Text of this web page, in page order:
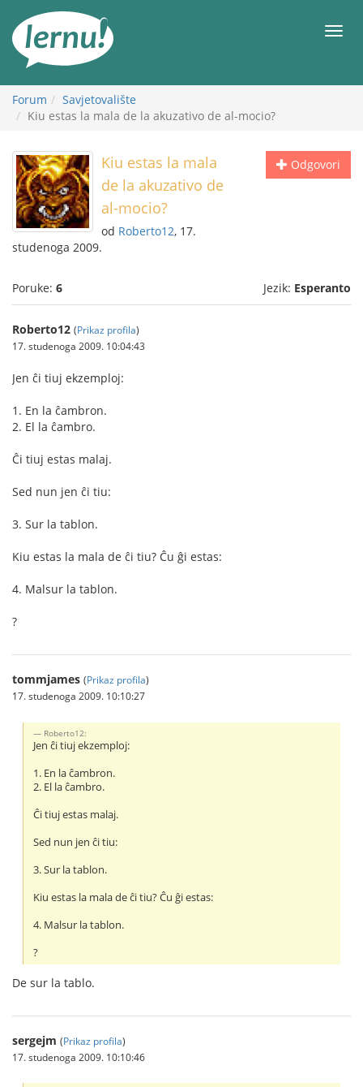
Meni
Forum
Savjetovalište
Kiu estas la mala de la akuzativo de al-mocio?
Odgovori
Kiu estas la mala
de la akuzativo de
al-mocio?
od Roberto12, 17.
studenoga 2009.
Poruke: 6 Jezik: Esperanto
Roberto12 (Prikaz profila)
17. studenoga 2009. 10:04:43
Jen ĉi tiuj ekzemploj:
1. En la ĉambron.
2. El la ĉambro.
Ĉi tiuj estas malaj.
Sed nun jen ĉi tiu:
3. Sur la tablon.
Kiu estas la mala de ĉi tiu? Ĉu ĝi estas:
4. Malsur la tablon.
?
tommjames (Prikaz profila)
17. studenoga 2009. 10:10:27
Roberto12:
Jen ĉi tiuj ekzemploj:
1. En la ĉambron.
2. El la ĉambro.
Ĉi tiuj estas malaj.
Sed nun jen ĉi tiu:
3. Sur la tablon.
Kiu estas la mala de ĉi tiu? Ĉu ĝi estas:
4. Malsur la tablon.
?
De sur la tablo.
sergejm (Prikaz profila)
17. studenoga 2009. 10:10:46